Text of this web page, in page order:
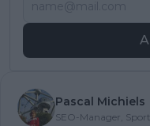
Pascal Michiels
SEO-Manager,